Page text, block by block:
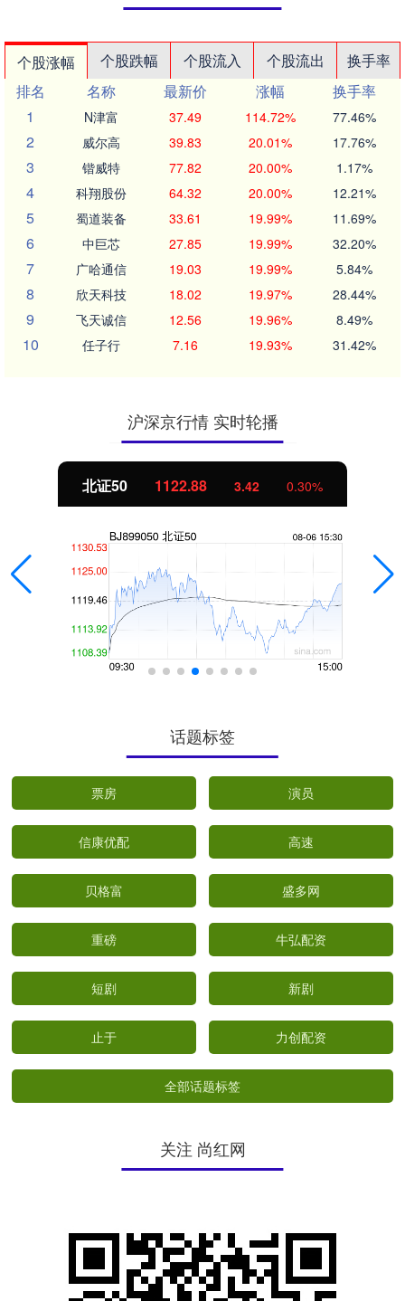
个股涨幅 个股跌幅 个股流入 个股流出
换手率
排名
名称 最新价 涨幅
换手率
1
N津富 37.49 114.72% 77.46%
2 威尔高 39.83 20.01% 17.76%
3 锴威特 77.82 20.00% 1.17%
4 科翔股份 64.32 20.00% 12.21%
5 蜀道装备 33.61 19.99% 11.69%
6 中巨芯 27.85 19.99% 32.20%
7 广哈通信 19.03 19.99% 5.84%
8 欣天科技 18.02 19.97% 28.44%
9 飞天诚信 12.56 19.96% 8.49%
10 任子行 7.16 19.93% 31.42%
沪深京行情 实时轮播
北证50 1122.88 3.42 0.30%
话题标签
票房 演员
信康优配 高速
贝格富 盛多网
重磅 牛弘配资
短剧 新剧
止于 力创配资
全部话题标签
关注 尚红网